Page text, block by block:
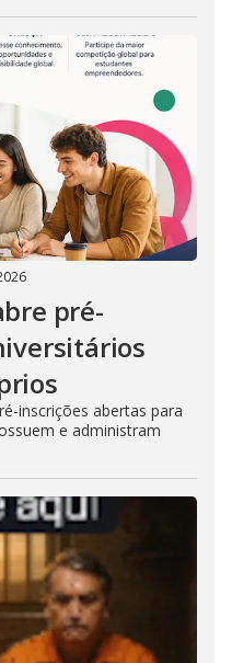
pré-
inscrições abertas para
e administram